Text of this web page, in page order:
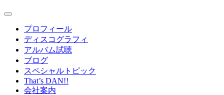
プロフィール
ディスコグラフィ
アルバム試聴
ブログ
スペシャルトピック
That’s DAN!!
会社案内